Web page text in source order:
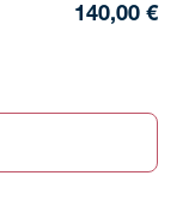
140,00 €